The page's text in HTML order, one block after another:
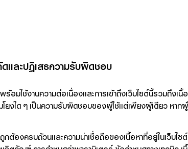
และปฏิเสธความรับผิดชอบ
อมใช้งานความต่อเนื่องและการเข้าถึงเว็บไซต์นี้รวมถึงเ
มโยงใด ๆ เป็นความรับผิดชอบของผู้ใช้แต่เพียงผู้เดียว ห
กต้องครบถ้วนและความน่าเชื่อถือของเนื้อหาที่อยู่ในเว็